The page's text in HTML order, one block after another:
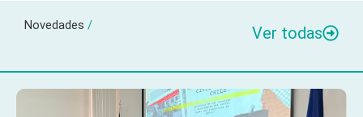
Novedades / Ver todas